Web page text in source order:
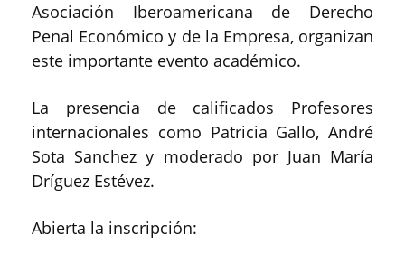
Asociación Iberoamericana de Derecho
Penal Económico y de la Empresa, organizan
este importante evento académico.
La presencia de calificados Profesores
internacionales como Patricia Gallo, André
Sota Sanchez y moderado por Juan María
Dríguez Estévez.
Abierta la inscripción: